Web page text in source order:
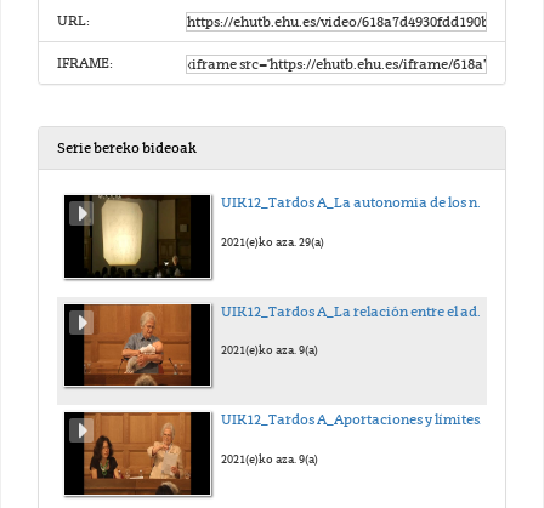
URL:
IFRAME:
Serie bereko bideoak
UIK12_Tardos A_La autonomia de los niños pequeños y sus condiciones
2021(e)ko aza. 29(a)
2021(e)ko aza. 9(a)
UIK12_Tardos A_Aportaciones y límites en la aplicación y comunicación del pensamiento de Pikler
2021(e)ko aza. 9(a)